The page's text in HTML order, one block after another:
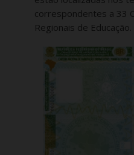
correspondentes a 33
Regionais de Educação.